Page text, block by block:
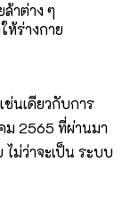
าต่าง ๆ
ห้ร่างกาย
นเดียวกับการ
ม 2565 ที่ผ่านมา
ม่ว่าจะเป็น ระบบ